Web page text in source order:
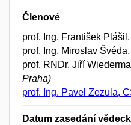
Členové
prof. Ing. František
prof. Ing. Miroslav
prof. RNDr. Jiří
Praha)
prof. Ing. Pavel Zezula,
Datum zasedání